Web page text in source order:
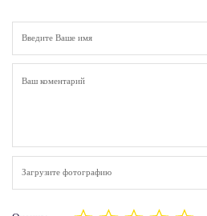
Загрузите фотографию